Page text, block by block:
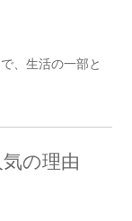
、生活の一部と
の理由